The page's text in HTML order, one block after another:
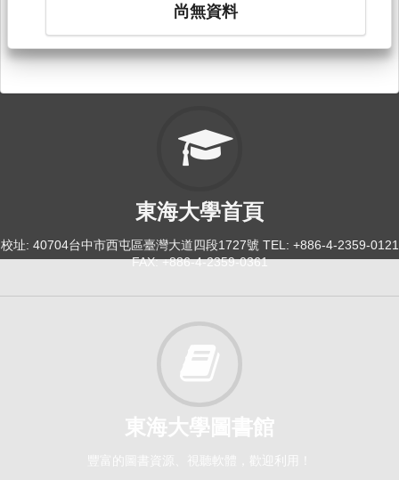
尚無資料
東海大學首頁
校址: 40704台中市西屯區臺灣大道四段1727號 TEL: +886-4-2359-0121
FAX: +886-4-2359-0361
東海大學圖書館
豐富的圖書資源、視聽軟體，歡迎利用！